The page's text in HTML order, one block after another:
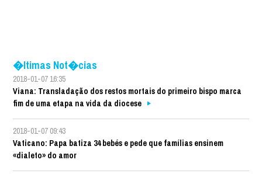
�ltimas Not�cias
2018-01-07 16:35
Viana: Transladação dos restos mortais do primeiro bispo marca
fim de uma etapa na vida da diocese
2018-01-07 09:43
Vaticano: Papa batiza 34 bebés e pede que famílias ensinem
«dialeto» do amor